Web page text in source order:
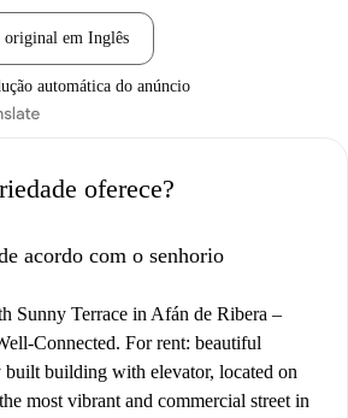
original em Inglês
automática do anúncio
oferece?
acordo com o senhorio
Sunny Terrace in Afán de Ribera –
Connected. For rent: beautiful
built building with elevator, located on
most vibrant and commercial street in